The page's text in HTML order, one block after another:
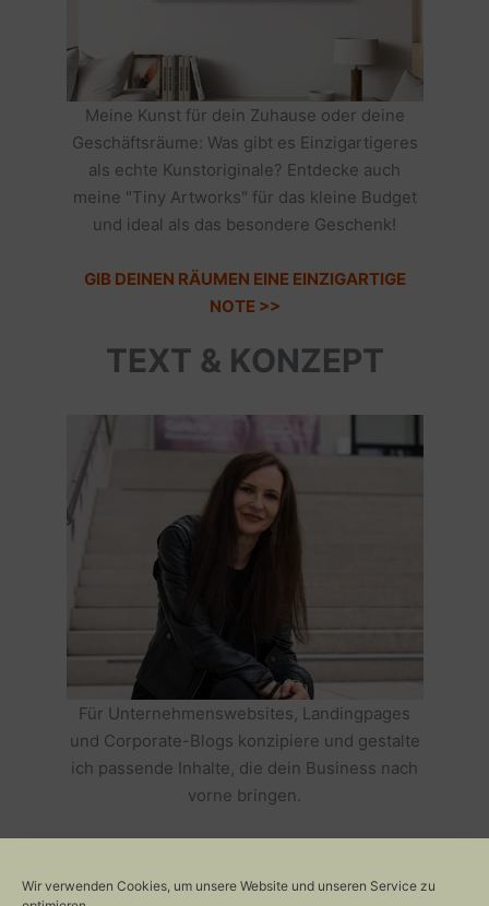
Wir verwenden Cookies, um unsere Website und unseren Service zu
Meine Kunst für dein Zuhause oder deine
Geschäftsräume: Was gibt es Einzigartigeres
als echte Kunstoriginale? Entdecke auch
meine "Tiny Artworks" für das kleine Budget
und ideal als das besondere Geschenk!
GIB DEINEN RÄUMEN EINE EINZIGARTIGE
NOTE >>
TEXT & KONZEPT
Für Unternehmenswebsites, Landingpages
und Corporate-Blogs konzipiere und gestalte
ich passende Inhalte, die dein Business nach
vorne bringen.
ERFOLGREICH MACHEN >>